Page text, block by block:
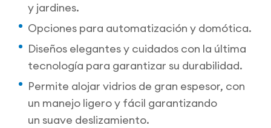
y jardines.
Opciones para automatización y domótica.
Diseños elegantes y cuidados con la última
tecnología para garantizar su durabilidad.
Permite alojar vidrios de gran espesor, con
un manejo ligero y fácil garantizando
un suave deslizamiento.